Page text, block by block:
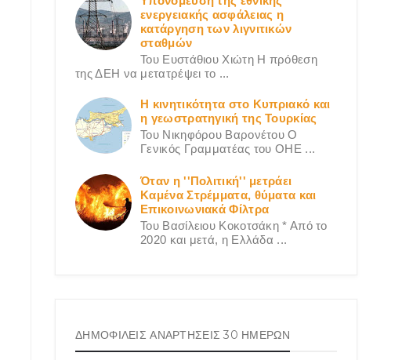
ενεργειακής ασφάλειας η
κατάργηση των λιγνιτικών
σταθμών
Του Ευστάθιου Χιώτη Η πρόθεση
της ΔΕΗ να μετατρέψει το ...
Η κινητικότητα στο Κυπριακό και
η γεωστρατηγική της Τουρκίας
Του Νικηφόρου Βαρονέτου Ο
Γενικός Γραμματέας του ΟΗΕ ...
Όταν η ''Πολιτική'' μετράει
Καμένα Στρέμματα, θύματα και
Επικοινωνιακά Φίλτρα
Του Βασίλειου Κοκοτσάκη * Από το
2020 και μετά, η Ελλάδα ...
ΔΗΜΟΦΙΛΕΙΣ ΑΝΑΡΤΗΣΕΙΣ 30 ΗΜΕΡΩΝ